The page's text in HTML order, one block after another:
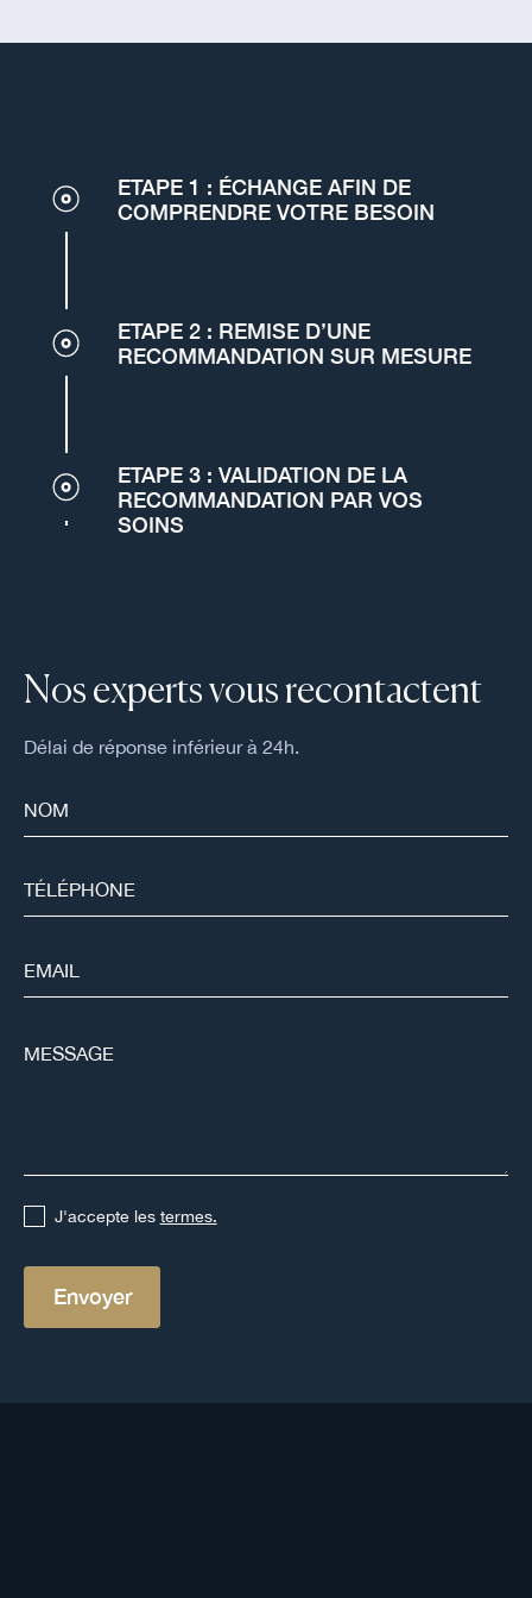
ETAPE 1 : ÉCHANGE AFIN DE
COMPRENDRE VOTRE BESOIN
ETAPE 2 : REMISE D’UNE
RECOMMANDATION SUR MESURE
ETAPE 3 : VALIDATION DE LA
RECOMMANDATION PAR VOS
SOINS
Nos experts vous recontactent
Délai de réponse inférieur à 24h.
J'accepte les termes.